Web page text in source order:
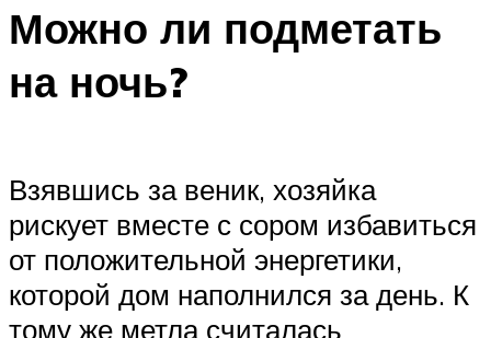
Можно ли подметать
на ночь?
Взявшись за веник, хозяйка
рискует вместе с сором избавиться
от положительной энергетики,
которой дом наполнился за день. К
тому же метла считалась